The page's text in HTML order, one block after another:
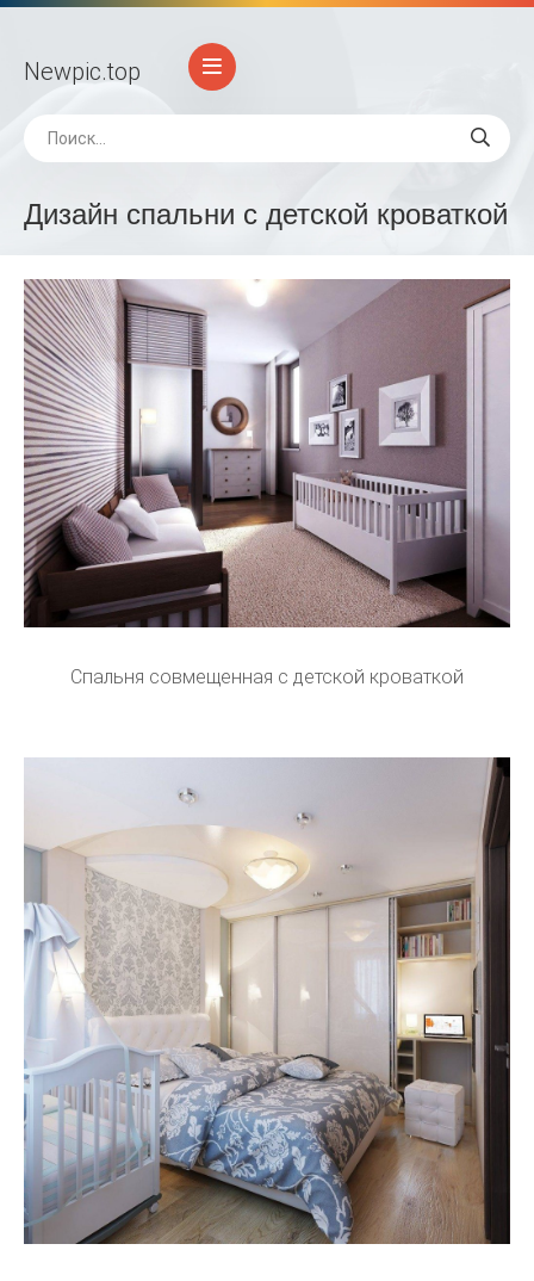
Newpic.top
Дизайн спальни с детской кроваткой
Спальня совмещенная с детской кроваткой